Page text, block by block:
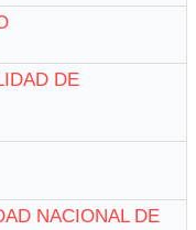
DE
NACIONAL DE